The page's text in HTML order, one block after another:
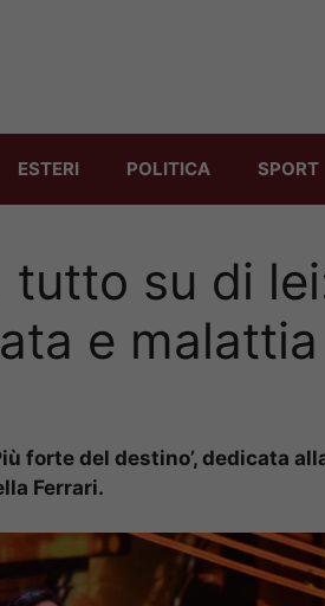
ESTERI POLITICA SPORT
tutto su di
e malattia
forte del destino’, dedicata
Ferrari.